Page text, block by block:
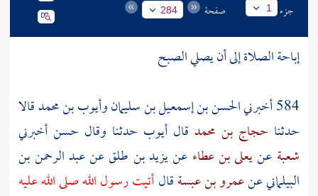
جزء 1 صفحة 284
إباحة الصلاة إلى أن يصلي الصبح
584 أخبرني
الحسن بن إسمعيل بن سليمانوأيوب بن محمدقالا
حدثنا حجاج بن محمد قال أيوب حدثنا وقال حسن أخبرني
شعبة عنيعلى بن عطاء عنيزيد بن طلقعنعبد الرحمن بن
البيلمانيعنعمرو بن عبسةقالأتيت رسول الله صلى الله عليه